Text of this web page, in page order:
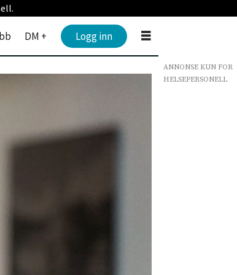
DM + Logg inn
ANNONSE KUN FOR
HELSEPERSONELL